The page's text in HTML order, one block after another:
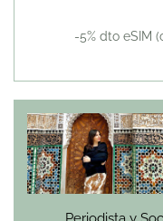
-5% dto eSIM